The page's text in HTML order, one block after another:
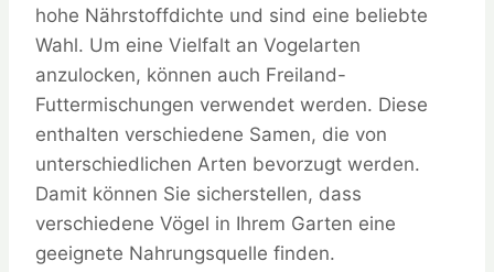
hohe Nährstoffdichte und sind eine beliebte
Wahl. Um eine Vielfalt an Vogelarten
anzulocken, können auch Freiland-
Futtermischungen verwendet werden. Diese
enthalten verschiedene Samen, die von
unterschiedlichen Arten bevorzugt werden.
Damit können Sie sicherstellen, dass
verschiedene Vögel in Ihrem Garten eine
geeignete Nahrungsquelle finden.